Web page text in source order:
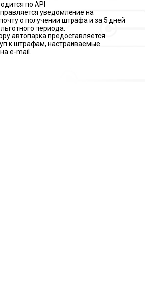
по API
уведомление на
о получении штрафа и за 5 дней
периода.
автопарка предоставляется
к штрафам, настраиваемые
e-mail.